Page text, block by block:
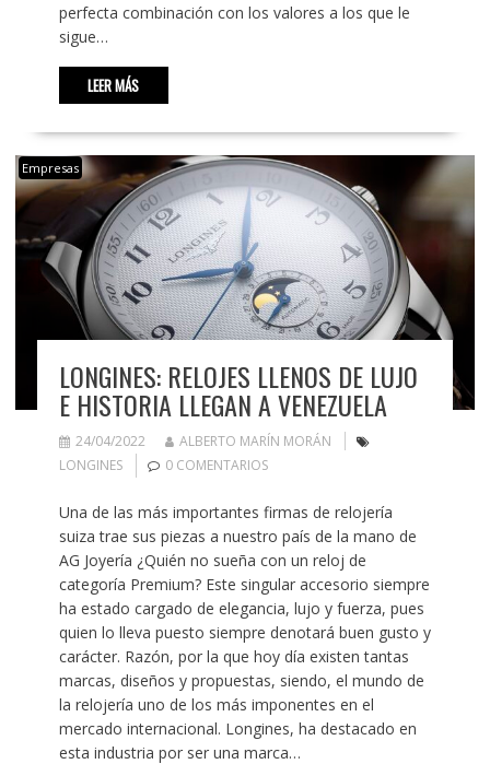
perfecta combinación con los valores a los que le
sigue…
LEER MÁS
Empresas
LONGINES: RELOJES LLENOS DE LUJO
E HISTORIA LLEGAN A VENEZUELA
24/04/2022
ALBERTO MARÍN MORÁN
LONGINES
0 COMENTARIOS
Una de las más importantes firmas de relojería
suiza trae sus piezas a nuestro país de la mano de
AG Joyería ¿Quién no sueña con un reloj de
categoría Premium? Este singular accesorio siempre
ha estado cargado de elegancia, lujo y fuerza, pues
quien lo lleva puesto siempre denotará buen gusto y
carácter. Razón, por la que hoy día existen tantas
marcas, diseños y propuestas, siendo, el mundo de
la relojería uno de los más imponentes en el
mercado internacional. Longines, ha destacado en
esta industria por ser una marca…